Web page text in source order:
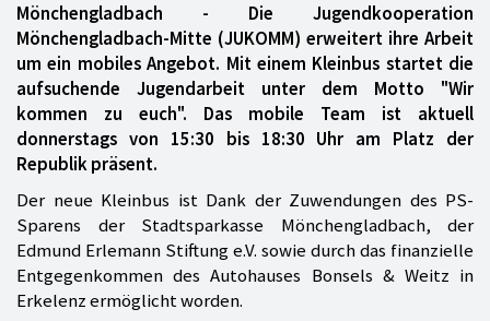
Mönchengladbach - Die Jugendkooperation
Mönchengladbach-Mitte (JUKOMM) erweitert ihre Arbeit
um ein mobiles Angebot. Mit einem Kleinbus startet die
aufsuchende Jugendarbeit unter dem Motto "Wir
kommen zu euch". Das mobile Team ist aktuell
donnerstags von 15:30 bis 18:30 Uhr am Platz der
Republik präsent.
Der neue Kleinbus ist Dank der Zuwendungen des PS-
Sparens der Stadtsparkasse Mönchengladbach, der
Edmund Erlemann Stiftung e.V. sowie durch das finanzielle
Entgegenkommen des Autohauses Bonsels & Weitz in
Erkelenz ermöglicht worden.